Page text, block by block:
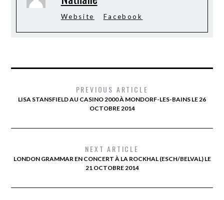
Website Facebook
PREVIOUS ARTICLE
LISA STANSFIELD AU CASINO 2000 À MONDORF-LES-BAINS LE 26
OCTOBRE 2014
NEXT ARTICLE
LONDON GRAMMAR EN CONCERT À LA ROCKHAL (ESCH/BELVAL) LE
21 OCTOBRE 2014